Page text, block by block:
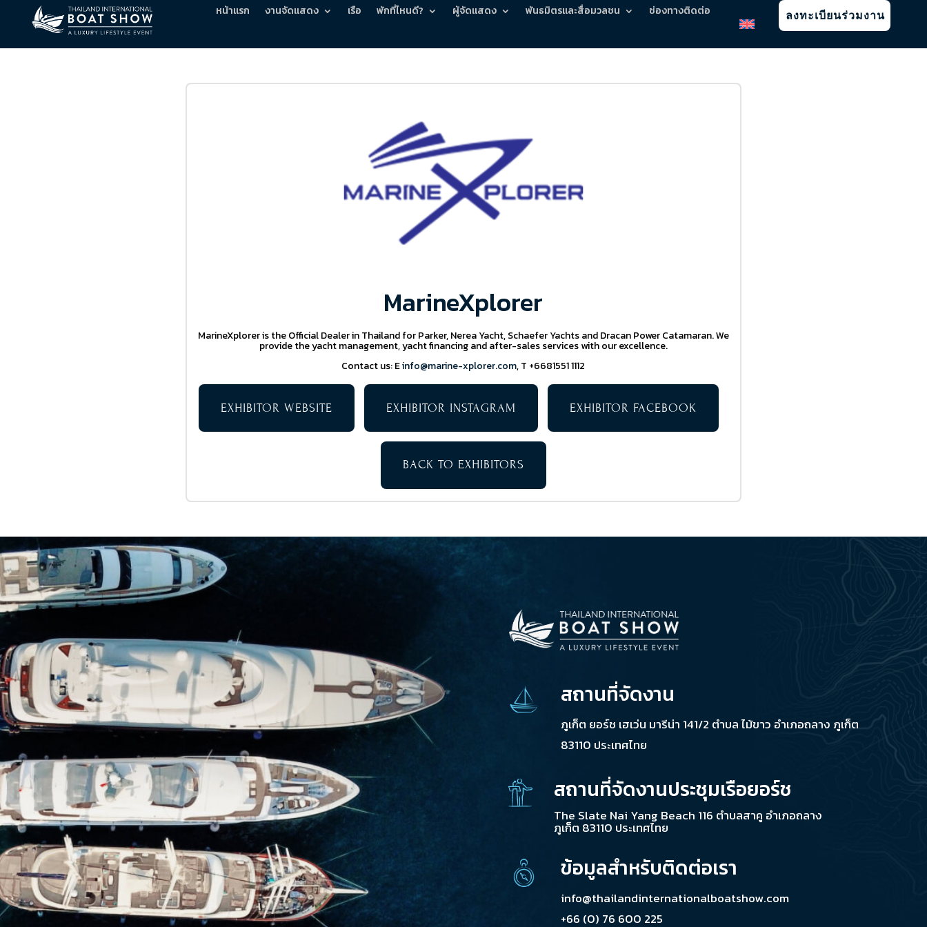
หน้าแรก งานจัดแสดง เรือ พักที่ไหนดี? ผู้จัดแสดง พันธมิตรและสื่อมวลชน ช่องทางติดต่อ ลงทะเบียนร่วมงาน
MarineXplorer
MarineXplorer is the Official Dealer in Thailand for Parker, Nerea Yacht, Schaefer Yachts and Dracan Power Catamaran. We
provide the yacht management, yacht financing and after-sales services with our excellence.
Contact us: Einfo@marine-xplorer.com, T +6681551 1112
EXHIBITOR WEBSITE EXHIBITOR INSTAGRAM EXHIBITOR FACEBOOK
BACK TO EXHIBITORS
สถานที่จัดงาน
ภูเก็ต ยอร์ช เฮเว่น มารีน่า 141/2 ตำบล ไม้ขาว อำเภอถลาง ภูเก็ต
83110 ประเทศไทย
สถานที่จัดงานประชุมเรือยอร์ช
The Slate Nai Yang Beach 116 ตำบลสาคู อำเภอถลาง
ภูเก็ต 83110 ประเทศไทย
ข้อมูลสำหรับติดต่อเรา
info@thailandinternationalboatshow.com
+66 (0) 76 600 225